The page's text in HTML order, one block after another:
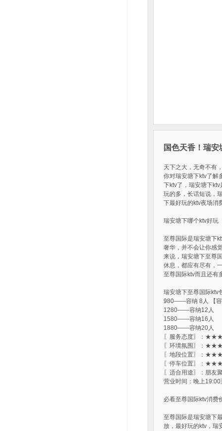
国色天香！瑞
天下之大，无奇不有
你对瑞安塘下ktv了解
下ktv了，瑞安塘下
玩的多，长话短说，
下最好玩的ktv夜场消
瑞安塘下哪个ktv好玩
至尊国际是瑞安塘下
奢华，并不会让你感
来说，瑞安塘下至尊
休息，都应有尽有，
至尊国际ktv而且还有
瑞安塘下至尊国际ktv
980——容纳 8人 【容
1280——容纳12人
1580——容纳16人
1880——容纳20人
〖服务态度〗：
〖环境氛围〗：
〖地段位置〗：
〖停车位置〗：
〖适合用途〗：朋友
营业时间：晚上
必看至尊国际ktv消费
至尊国际是瑞安塘下
放，最好玩的ktv，瑞